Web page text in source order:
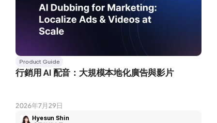
Product Guide
行銷用 AI 配音：大規模本地化廣告與影片
2026年7月29日
Hyesun Shin